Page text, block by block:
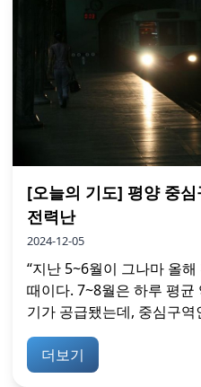
[오늘의 기도] 평양 중
전력난
2024-12-05
“지난 5~6월이 그나마 올
때이다. 7~8월은 하루 평균
기가 공급됐는데, 중심구역
더보기